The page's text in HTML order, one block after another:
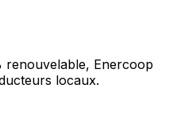
renouvelable, Enercoop
locaux.